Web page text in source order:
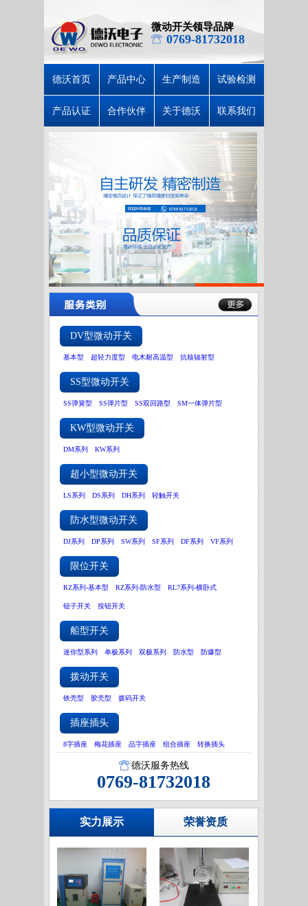
微动开关领导品牌
0769-81732018
德沃首页 产品中心 生产制造 试验检测
产品认证 合作伙伴 关于德沃 联系我们
DV型微动开关
基本型 超轻力度型 电木耐高温型 抗核辐射型
SS型微动开关
SS弹簧型 SS弹片型 SS双回路型 SM一体弹片型
KW型微动开关
DM系列 KW系列
超小型微动开关
LS系列 DS系列 DH系列 轻触开关
防水型微动开关
DJ系列 DP系列 SW系列 SF系列 DF系列 VF系列
限位开关
RZ系列-基本型 RZ系列-防水型 RL7系列-横卧式
钮子开关 按钮开关
船型开关
迷你型系列 单极系列 双极系列 防水型 防爆型
拨动开关
铁壳型 胶壳型 拨码开关
插座插头
8字插座 梅花插座 品字插座 组合插座 转换插头
德沃服务热线
0769-81732018
实力展示 荣誉资质